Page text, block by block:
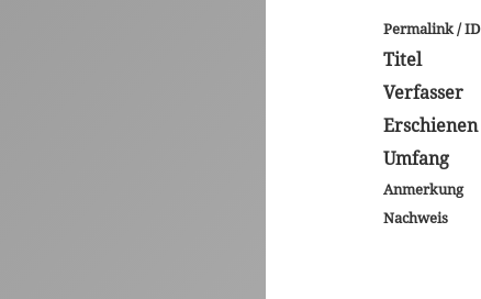
Permalink / ID
Titel
Verfasser
Erschienen
Umfang
Anmerkung
Nachweis